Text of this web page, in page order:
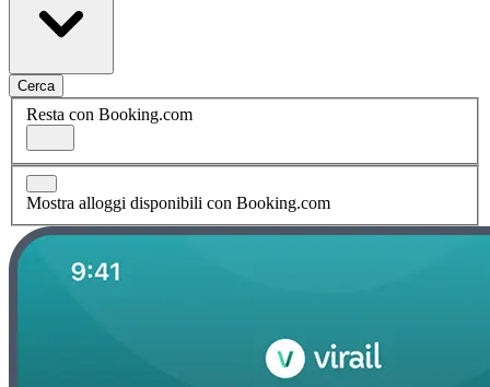
Cerca
Resta con Booking.com
Mostra alloggi disponibili con Booking.com